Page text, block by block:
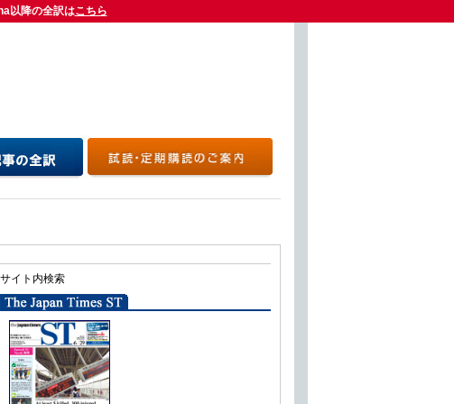
以降の全訳はこちら
以降の全訳はこちら
サイト内検索